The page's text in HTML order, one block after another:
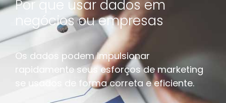
Por que usar dados em
negócios ou empresas
Os dados podem impulsionar
rapidamente seus esforços de marketing
se usados de forma correta e eficiente.